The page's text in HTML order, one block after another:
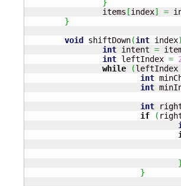
}
		items
[index] =
}
void
shiftDown(int index)
int intent =
int leftIndex =
while
(
int
int
int
if
(
}